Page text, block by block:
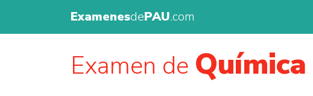
ExamenesdePAU.com
Examen de Química